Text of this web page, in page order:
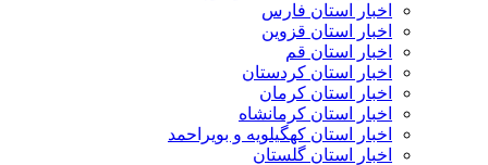
اخبار استان فارس
اخبار استان قزوین
اخبار استان قم
اخبار استان کردستان
اخبار استان کرمان
اخبار استان کرمانشاه
اخبار استان کهگیلویه و بویراحمد
اخبار استان گلستان